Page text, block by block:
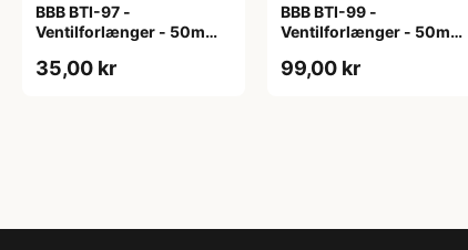
BBB BTI-97 -
Ventilforlænger - 50mm -
35,00 kr
BBB BTI-99 -
Ventilforlænger - 50mm -
Nøgle - Sort
99,00 kr